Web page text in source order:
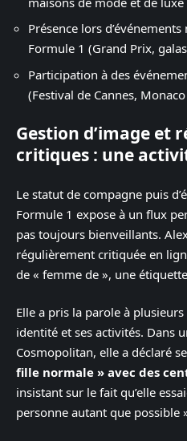
Présence lors
Formule 1 (Grand Prix,
Participation à des
(Festival de Cannes,
Gestion d’image et
critiques : une
Le statut de compagne puis
Formule 1 expose à un flux
pas toujours bienveillants.
régulièrement critiquée en
de « femme de », une
Elle a pris la parole à
identité et ses activités. Dans
Cosmopolitan, elle a déclaré
fille normale » avec des
insistant sur le fait qu’elle
personne autant que possible